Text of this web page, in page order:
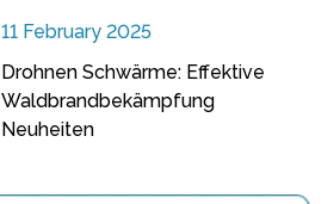
11 February 2025
Drohnen Schwärme: Effektive
Waldbrandbekämpfung
Neuheiten